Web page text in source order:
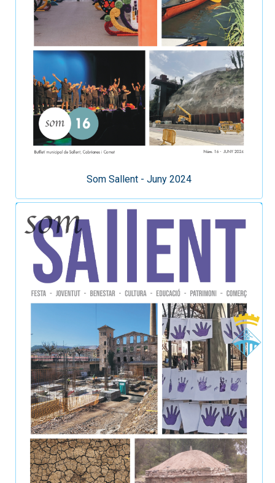
Som Sallent - Juny 2024